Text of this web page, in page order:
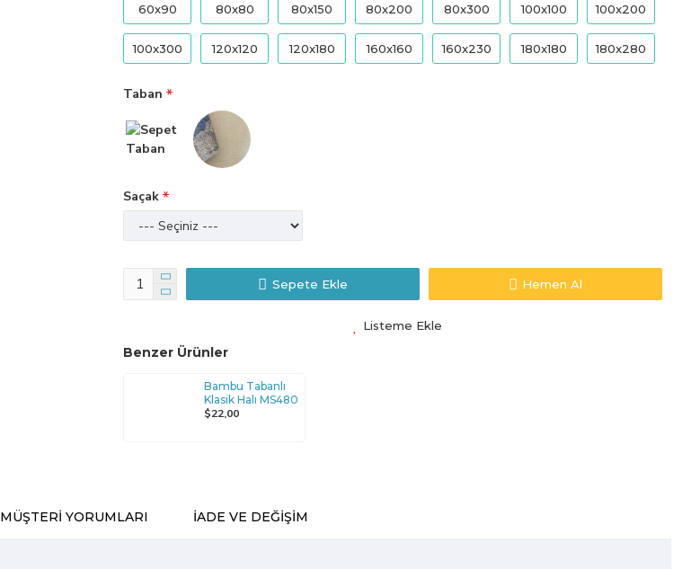
60x90 80x80 80x150 80x200 80x300 100x100 100x200
100x300 120x120 120x180 160x160 160x230 180x180 180x280
Taban
Saçak
Sepete Ekle Hemen Al
Listeme Ekle
Benzer Ürünler
Bambu Tabanlı
Klasik Halı MS480
$22,00
MÜŞTERI YORUMLARI İADE VE DEĞIŞIM